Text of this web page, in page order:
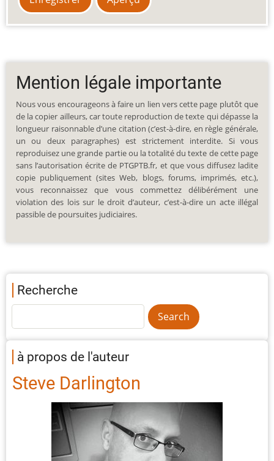
Mention légale importante
Nous vous encourageons à faire un lien vers cette page plutôt que
de la copier ailleurs, car toute reproduction de texte qui dépasse la
longueur raisonnable d’une citation (c’est-à-dire, en règle générale,
un ou deux paragraphes) est strictement interdite. Si vous
reproduisez une grande partie ou la totalité du texte de cette page
sans l’autorisation écrite de PTGPTB.fr, et que vous diffusez ladite
copie publiquement (sites Web, blogs, forums, imprimés, etc.),
vous reconnaissez que vous commettez délibérément une
violation des lois sur le droit d’auteur, c’est-à-dire un acte illégal
passible de poursuites judiciaires.
Recherche
à propos de l'auteur
Steve Darlington